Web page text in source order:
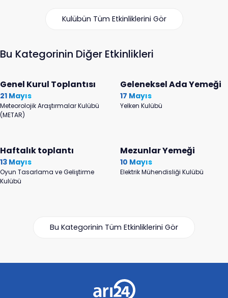
Kulübün Tüm Etkinliklerini Gör
Bu Kategorinin Diğer Etkinlikleri
Genel Kurul Toplantısı
21 Mayıs
Meteorolojik Araştırmalar Kulübü
(METAR)
Geleneksel Ada Yemeği
17 Mayıs
Yelken Kulübü
Haftalık toplantı
13 Mayıs
Oyun Tasarlama ve Geliştirme
Kulübü
Mezunlar Yemeği
10 Mayıs
Elektrik Mühendisliği Kulübü
Bu Kategorinin Tüm Etkinliklerini Gör